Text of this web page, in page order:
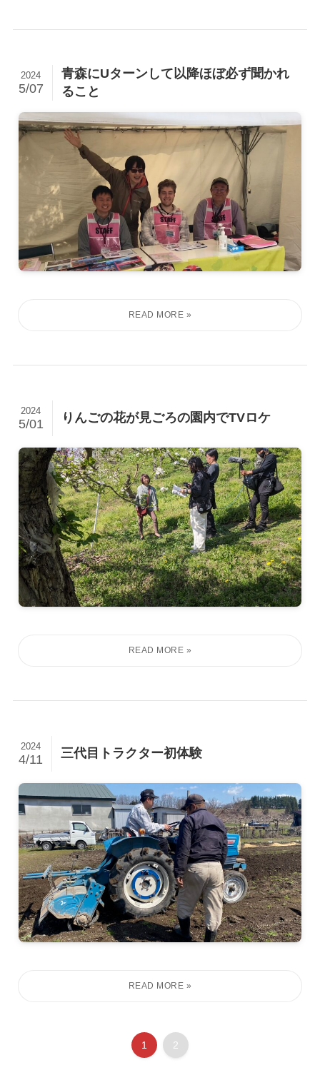
青森にUターンして以降ほぼ必ず聞かれ
ること
2024
5/07
りんごの花が見ごろの園内でTVロケ
2024
5/01
三代目トラクター初体験
2024
4/11
1 2